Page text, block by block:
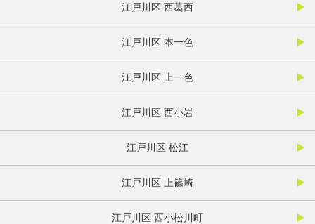
江戸川区 西葛西
江戸川区 本一色
江戸川区 上一色
江戸川区 西小岩
江戸川区 松江
江戸川区 上篠崎
江戸川区 西小松川町